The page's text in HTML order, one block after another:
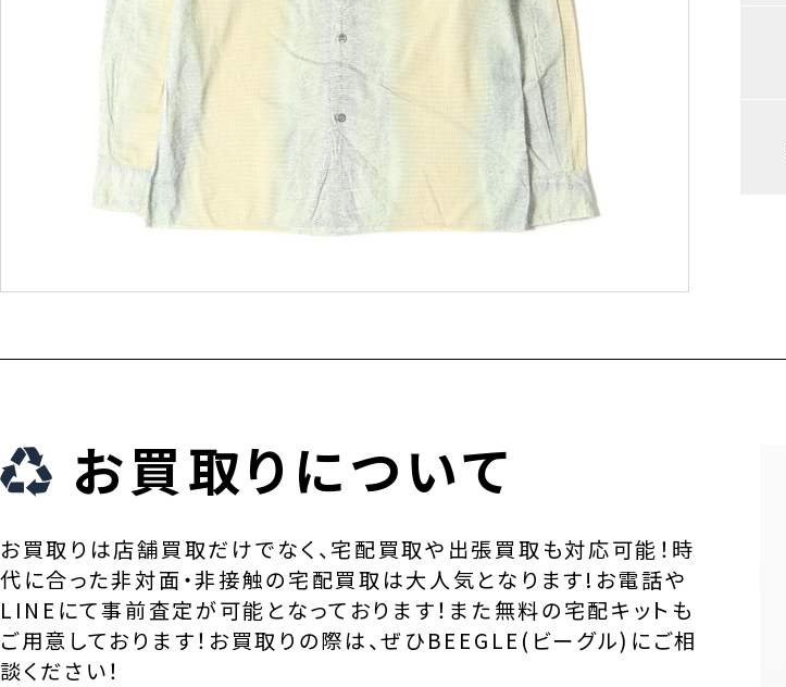
お買取りについて
お買取りは店舗買取だけでなく、宅配買取や出張買取も対応可能！時
代に合った非対面・非接触の宅配買取は大人気となります!お電話や
LINEにて事前査定が可能となっております！また無料の宅配キットも
ご用意しております！お買取りの際は、ぜひBEEGLE(ビーグル)にご相
談ください！